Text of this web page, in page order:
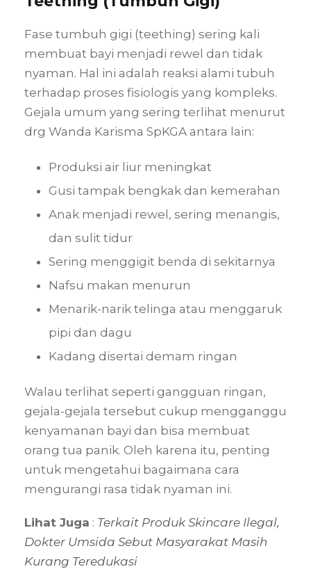
Fase tumbuh gigi (teething) sering kali
membuat bayi menjadi rewel dan tidak
nyaman. Hal ini adalah reaksi alami tubuh
terhadap proses fisiologis yang kompleks.
Gejala umum yang sering terlihat menurut
drg Wanda Karisma SpKGA antara lain:
Produksi air liur meningkat
Gusi tampak bengkak dan kemerahan
Anak menjadi rewel, sering menangis,
dan sulit tidur
Sering menggigit benda di sekitarnya
Nafsu makan menurun
Menarik-narik telinga atau menggaruk
pipi dan dagu
Kadang disertai demam ringan
Walau terlihat seperti gangguan ringan,
gejala-gejala tersebut cukup mengganggu
kenyamanan bayi dan bisa membuat
orang tua panik. Oleh karena itu, penting
untuk mengetahui bagaimana cara
mengurangi rasa tidak nyaman ini.
Lihat Juga : Terkait Produk Skincare Ilegal,
Dokter Umsida Sebut Masyarakat Masih
Kurang Teredukasi